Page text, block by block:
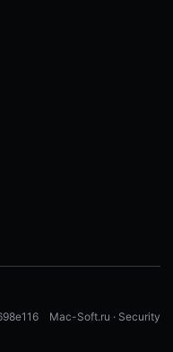
Mac-Soft.ru · Security